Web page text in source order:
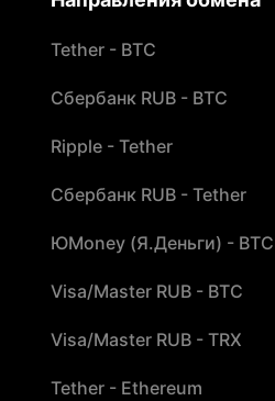
Tether - BTC
Сбербанк RUB - BTC
Ripple - Tether
Сбербанк RUB - Tether
ЮMoney (Я.Деньги) - BTC
Visa/Master RUB - BTC
Visa/Master RUB - TRX
Tether - Ethereum